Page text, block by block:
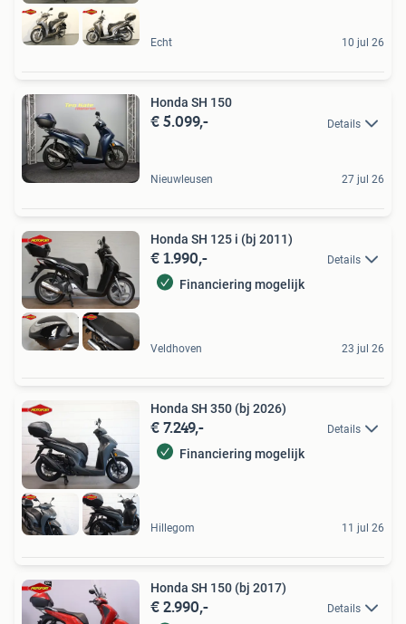
Echt 10 jul 26
Honda SH 150
€ 5.099,- Details
Nieuwleusen 27 jul 26
Honda SH 125 i (bj 2011)
€ 1.990,- Details
Financiering mogelijk
Veldhoven 23 jul 26
Honda SH 350 (bj 2026)
€ 7.249,- Details
Financiering mogelijk
Hillegom 11 jul 26
Honda SH 150 (bj 2017)
€ 2.990,- Details